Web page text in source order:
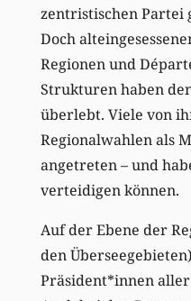
zentristischen Partei
Doch
Regionen und
Strukturen haben
überlebt. Viele von
Regionalwahlen als
angetreten – und
verteidigen können.
Auf der Ebene der
den
Präsident*innen